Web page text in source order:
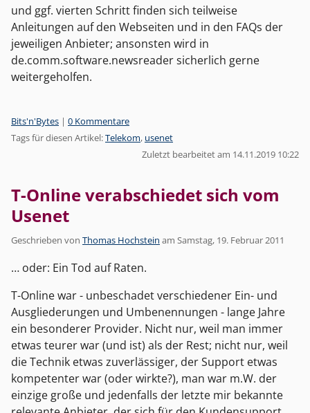
und ggf. vierten Schritt finden sich teilweise
Anleitungen auf den Webseiten und in den FAQs der
jeweiligen Anbieter; ansonsten wird in
de.comm.software.newsreader sicherlich gerne
weitergeholfen.
Kategorien:
Bits'n'Bytes | 0 Kommentare
Tags für diesen Artikel:Telekom, usenet
Zuletzt bearbeitet am 14.11.2019 10:22
T-Online verabschiedet sich vom
Usenet
Geschrieben von Thomas Hochstein am Samstag, 19. Februar 2011
… oder: Ein Tod auf Raten.
T-Online war - unbeschadet verschiedener Ein- und
Ausgliederungen und Umbenennungen - lange Jahre
ein besonderer Provider. Nicht nur, weil man immer
etwas teurer war (und ist) als der Rest; nicht nur, weil
die Technik etwas zuverlässiger, der Support etwas
kompetenter war (oder wirkte?), man war m.W. der
einzige große und jedenfalls der letzte mir bekannte